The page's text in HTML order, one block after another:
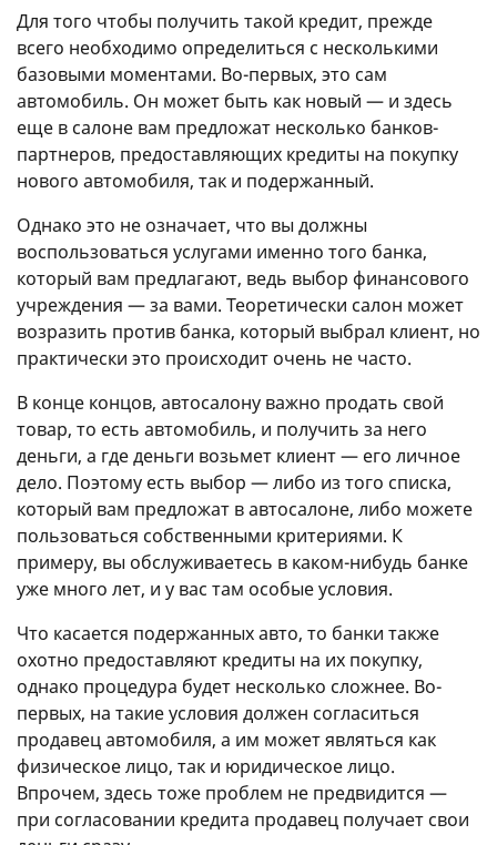
Для того чтобы получить такой кредит, прежде
всего необходимо определиться с несколькими
базовыми моментами. Во-первых, это сам
автомобиль. Он может быть как новый — и здесь
еще в салоне вам предложат несколько банков-
партнеров, предоставляющих кредиты на покупку
нового автомобиля, так и подержанный.
Однако это не означает, что вы должны
воспользоваться услугами именно того банка,
который вам предлагают, ведь выбор финансового
учреждения — за вами. Теоретически салон может
возразить против банка, который выбрал клиент, но
практически это происходит очень не часто.
В конце концов, автосалону важно продать свой
товар, то есть автомобиль, и получить за него
деньги, а где деньги возьмет клиент — его личное
дело. Поэтому есть выбор — либо из того списка,
который вам предложат в автосалоне, либо можете
пользоваться собственными критериями. К
примеру, вы обслуживаетесь в каком-нибудь банке
уже много лет, и у вас там особые условия.
Что касается подержанных авто, то банки также
охотно предоставляют кредиты на их покупку,
однако процедура будет несколько сложнее. Во-
первых, на такие условия должен согласиться
продавец автомобиля, а им может являться как
физическое лицо, так и юридическое лицо.
Впрочем, здесь тоже проблем не предвидится —
при согласовании кредита продавец получает свои